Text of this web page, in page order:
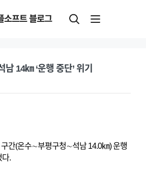
소프트 블로그
14㎞ ‘운행 중단’ 위기
구간(온수∼부평구청∼석남 14.0㎞) 운행
다.